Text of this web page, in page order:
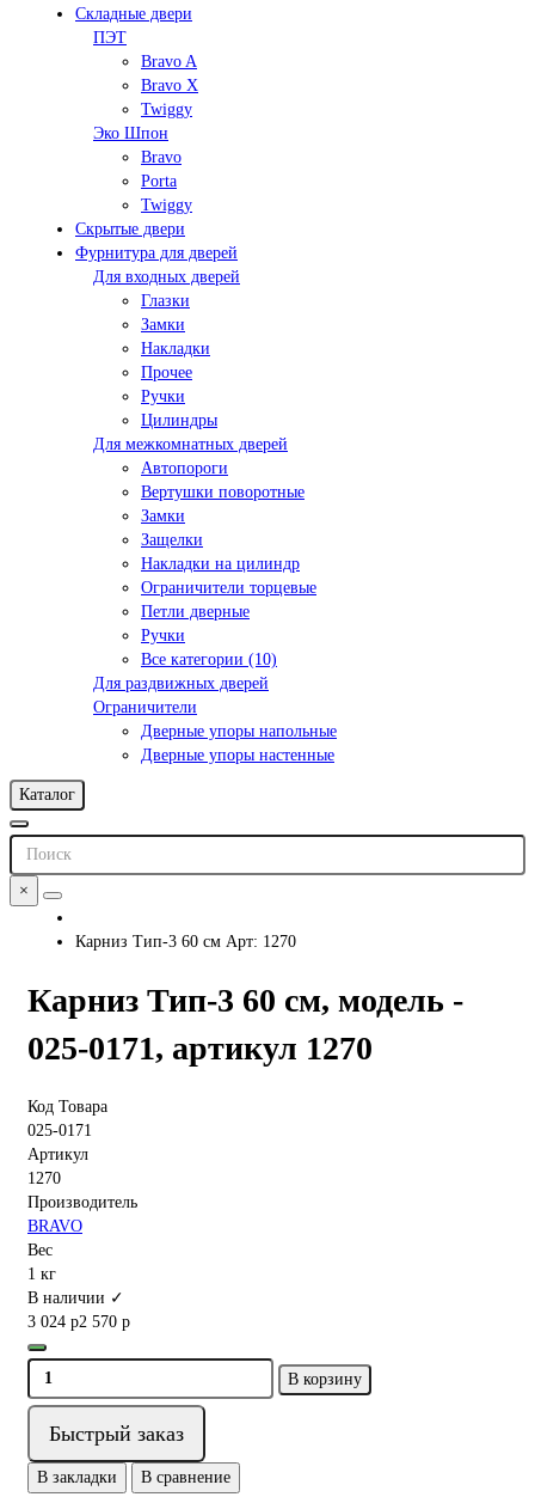
Складные двери
ПЭТ
Bravo A
Bravo X
Twiggy
Эко Шпон
Bravo
Porta
Twiggy
Скрытые двери
Фурнитура для дверей
Для входных дверей
Глазки
Замки
Накладки
Прочее
Ручки
Цилиндры
Для межкомнатных дверей
Автопороги
Вертушки поворотные
Замки
Защелки
Накладки на цилиндр
Ограничители торцевые
Петли дверные
Ручки
Все категории (10)
Для раздвижных дверей
Ограничители
Дверные упоры напольные
Дверные упоры настенные
Каталог
×
Карниз Тип-3 60 см Арт: 1270
Карниз Тип-3 60 см, модель -
025-0171, артикул 1270
Код Товара
025-0171
Артикул
1270
Производитель
BRAVO
Вес
1 кг
В наличии ✓
3 024 р2 570 р
В корзину
Быстрый заказ
В закладки
В сравнение